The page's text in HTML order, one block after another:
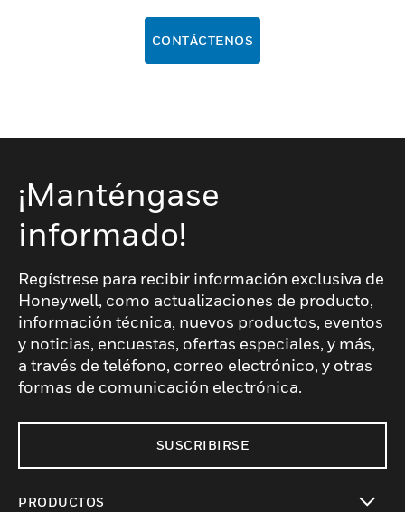
CONTÁCTENOS
¡Manténgase
informado!
Regístrese para recibir información exclusiva de
Honeywell, como actualizaciones de producto,
información técnica, nuevos productos, eventos
y noticias, encuestas, ofertas especiales, y más,
a través de teléfono, correo electrónico, y otras
formas de comunicación electrónica.
SUSCRIBIRSE
PRODUCTOS